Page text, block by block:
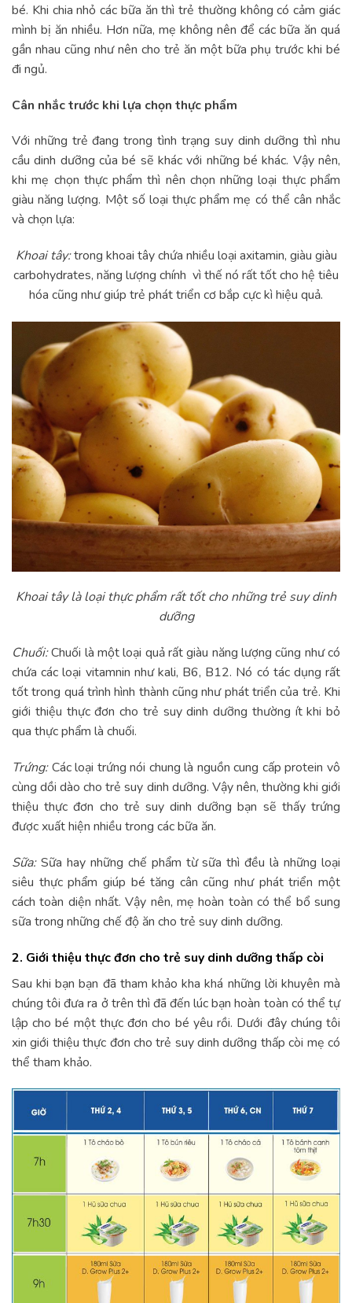
bé. Khi chia nhỏ các bữa ăn thì trẻ thường không có cảm giác
mình bị ăn nhiều. Hơn nữa, mẹ không nên để các bữa ăn quá
gần nhau cũng như nên cho trẻ ăn một bữa phụ trước khi bé
đi ngủ.
Cân nhắc trước khi lựa chọn thực phẩm
Với những trẻ đang trong tình trạng suy dinh dưỡng thì nhu
cầu dinh dưỡng của bé sẽ khác với những bé khác. Vậy nên,
khi mẹ chọn thực phẩm thì nên chọn những loại thực phẩm
giàu năng lượng. Một số loại thực phẩm mẹ có thể cân nhắc
và chọn lựa:
Khoai tây:trong khoai tây chứa nhiều loại axitamin, giàu giàu
carbohydrates, năng lượng chính vì thế nó rất tốt cho hệ tiêu
hóa cũng như giúp trẻ phát triển cơ bắp cực kì hiệu quả.
Khoai tây là loại thực phẩm rất tốt cho những trẻ suy dinh
dưỡng
Chuối:Chuối là một loại quả rất giàu năng lượng cũng như có
chứa các loại vitamnin như kali, B6, B12. Nó có tác dụng rất
tốt trong quá trình hình thành cũng như phát triển của trẻ. Khi
giới thiệu thực đơn cho trẻ suy dinh dưỡng thường ít khi bỏ
qua thực phẩm là chuối.
Trứng:Các loại trứng nói chung là nguồn cung cấp protein vô
cùng dồi dào cho trẻ suy dinh dưỡng. Vậy nên, thường khi giới
thiệu thực đơn cho trẻ suy dinh dưỡng bạn sẽ thấy trứng
được xuất hiện nhiều trong các bữa ăn.
Sữa: Sữa hay những chế phẩm từ sữa thì đều là những loại
siêu thực phẩm giúp bé tăng cân cũng như phát triển một
cách toàn diện nhất. Vậy nên, mẹ hoàn toàn có thể bổ sung
sữa trong những chế độ ăn cho trẻ suy dinh dưỡng.
2. Giới thiệu thực đơn cho trẻ suy dinh dưỡng thấp còi
Sau khi bạn bạn đã tham khảo kha khá những lời khuyên mà
chúng tôi đưa ra ở trên thì đã đến lúc bạn hoàn toàn có thể tự
lập cho bé một thực đơn cho bé yêu rồi. Dưới đây chúng tôi
xin giới thiệu thực đơn cho trẻ suy dinh dưỡng thấp còi mẹ có
thể tham khảo.